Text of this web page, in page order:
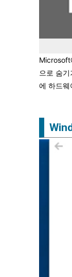
Microsoft
으로 숨
에 하드웨